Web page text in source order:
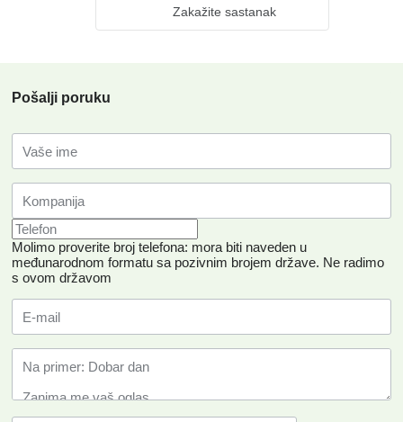
Zakažite sastanak
Pošalji poruku
Molimo proverite broj telefona: mora biti naveden u
međunarodnom formatu sa pozivnim brojem države. Ne radimo
s ovom državom